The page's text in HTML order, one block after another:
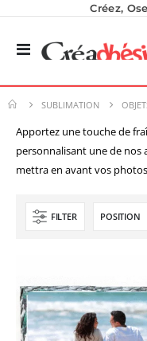
Créez,
Basculer
SUBLIMATION
Apportez une touche de
personnalisant une de nos
mettra en avant vos
FILTER
Rating:
289,00 €
240,83 €
Rating:
0%